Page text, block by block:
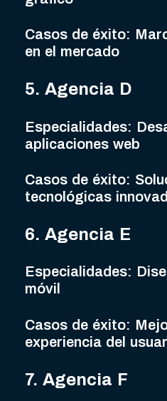
Casos de éxito:
en el mercado
5. Agencia D
Especialidades:
aplicaciones web
Casos de éxito:
tecnológicas
6. Agencia E
Especialidades:
móvil
Casos de éxito:
experiencia del
7. Agencia F